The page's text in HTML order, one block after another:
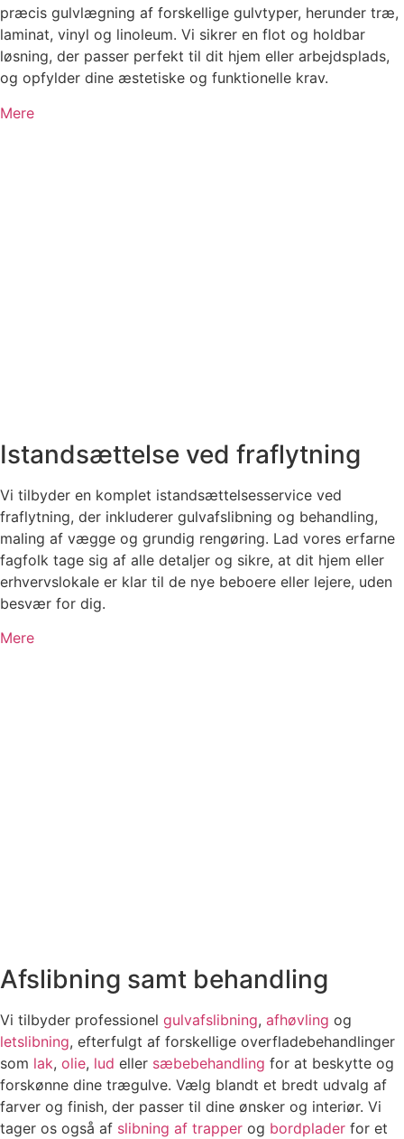
præcis gulvlægning af forskellige gulvtyper, herunder træ,
laminat, vinyl og linoleum. Vi sikrer en flot og holdbar
løsning, der passer perfekt til dit hjem eller arbejdsplads,
og opfylder dine æstetiske og funktionelle krav.
Mere
Istandsættelse ved fraflytning
Vi tilbyder en komplet istandsættelsesservice ved
fraflytning, der inkluderer gulvafslibning og behandling,
maling af vægge og grundig rengøring. Lad vores erfarne
fagfolk tage sig af alle detaljer og sikre, at dit hjem eller
erhvervslokale er klar til de nye beboere eller lejere, uden
besvær for dig.
Mere
Afslibning samt behandling
Vi tilbyder professionel gulvafslibning, afhøvling og
letslibning, efterfulgt af forskellige overfladebehandlinger
som lak, olie, lud eller sæbebehandling for at beskytte og
forskønne dine trægulve. Vælg blandt et bredt udvalg af
farver og finish, der passer til dine ønsker og interiør. Vi
tager os også af slibning af trapper og bordplader for et